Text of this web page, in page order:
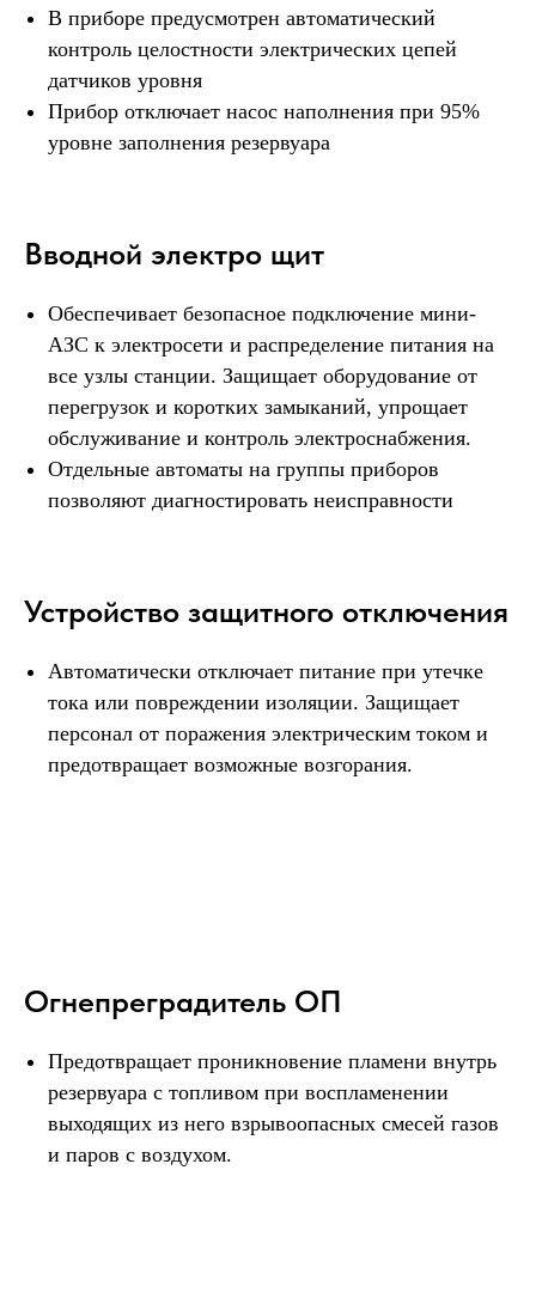
В приборе предусмотрен автоматический
контроль целостности электрических цепей
датчиков уровня
Прибор отключает насос наполнения при 95%
уровне заполнения резервуара
Вводной электро щит
Обеспечивает безопасное подключение мини-
АЗС к электросети и распределение питания на
все узлы станции. Защищает оборудование от
перегрузок и коротких замыканий, упрощает
обслуживание и контроль электроснабжения.
Отдельные автоматы на группы приборов
позволяют диагностировать неисправности
Устройство защитного отключения
Автоматически отключает питание при утечке
тока или повреждении изоляции. Защищает
персонал от поражения электрическим током и
предотвращает возможные возгорания.
Огнепреградитель ОП
Предотвращает проникновение пламени внутрь
резервуара с топливом при воспламенении
выходящих из него взрывоопасных смесей газов
и паров с воздухом.